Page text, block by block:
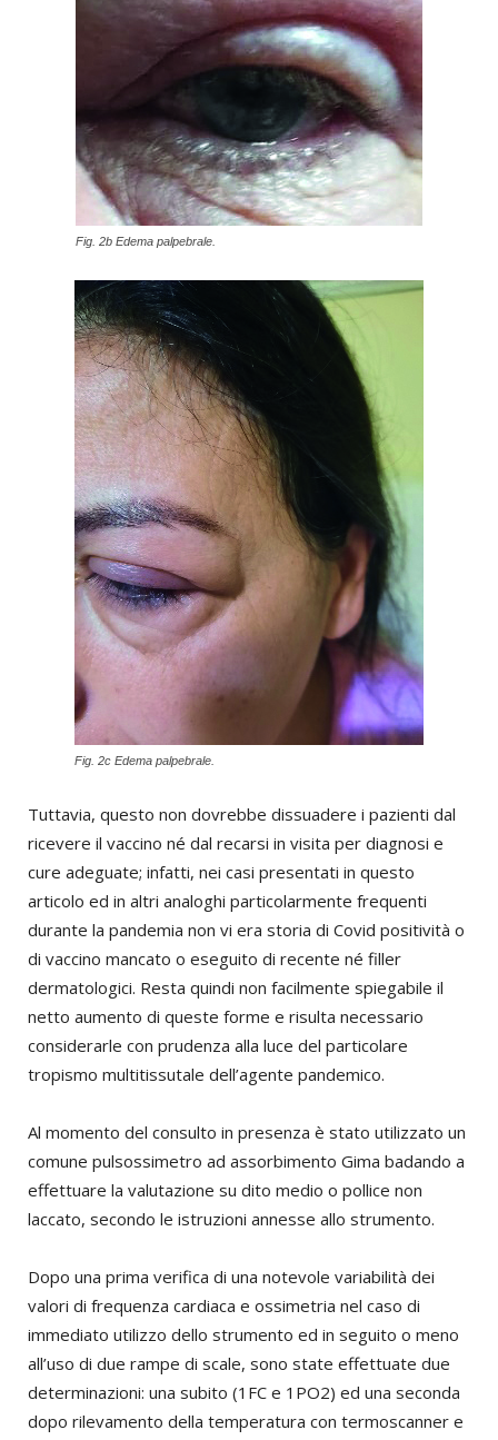
Fig. 2b Edema palpebrale.
Fig. 2c Edema palpebrale.
Tuttavia, questo non dovrebbe dissuadere i pazienti dal
ricevere il vaccino né dal recarsi in visita per diagnosi e
cure adeguate; infatti, nei casi presentati in questo
articolo ed in altri analoghi particolarmente frequenti
durante la pandemia non vi era storia di Covid positività o
di vaccino mancato o eseguito di recente né filler
dermatologici. Resta quindi non facilmente spiegabile il
netto aumento di queste forme e risulta necessario
considerarle con prudenza alla luce del particolare
tropismo multitissutale dell’agente pandemico.
Al momento del consulto in presenza è stato utilizzato un
comune pulsossimetro ad assorbimento Gima badando a
effettuare la valutazione su dito medio o pollice non
laccato, secondo le istruzioni annesse allo strumento.
Dopo una prima verifica di una notevole variabilità dei
valori di frequenza cardiaca e ossimetria nel caso di
immediato utilizzo dello strumento ed in seguito o meno
all’uso di due rampe di scale, sono state effettuate due
determinazioni: una subito (1FC e 1PO2) ed una seconda
dopo rilevamento della temperatura con termoscanner e